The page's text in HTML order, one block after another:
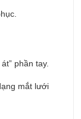
phần tay.
mắt lưới